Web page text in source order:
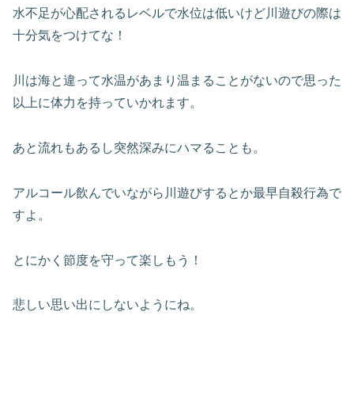
水不足が心配されるレベルで水位は低いけど川遊びの際は
十分気をつけてな！
川は海と違って水温があまり温まることがないので思った
以上に体力を持っていかれます。
あと流れもあるし突然深みにハマることも。
アルコール飲んでいながら川遊びするとか最早自殺行為で
すよ。
とにかく節度を守って楽しもう！
悲しい思い出にしないようにね。